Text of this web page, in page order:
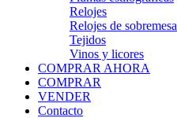
Relojes
Relojes de sobremesa
Tejidos
Vinos y licores
COMPRAR AHORA
COMPRAR
VENDER
Contacto